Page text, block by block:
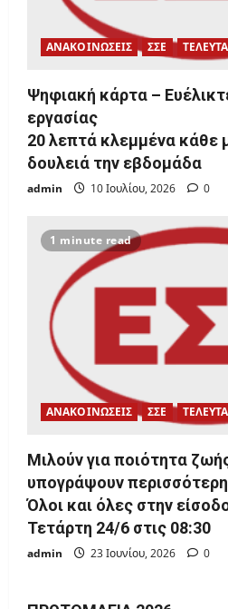
ΑΝΑΚΟΙΝΩΣΕΙΣ ΣΣΕ
Ψηφιακή κάρτα –
εργασίας
20 λεπτά κλεμμένα κάθε
δουλειά την εβδομάδα
admin 10 Ιουλίου, 2026 0
1 minute read
ΑΝΑΚΟΙΝΩΣΕΙΣ ΣΣΕ
Μιλούν για ποιότητα
υπογράψουν
Όλοι και όλες στην
Τετάρτη 24/6 στις 08:30
admin 23 Ιουνίου, 2026 0